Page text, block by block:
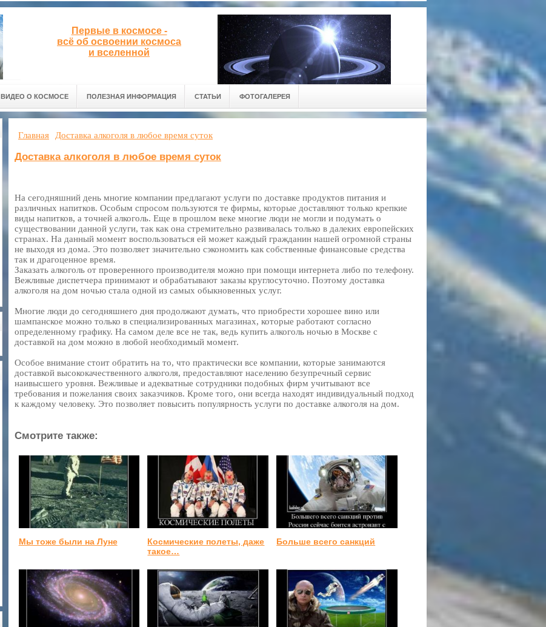
Первые в космосе -
всё об освоении космоса
и вселенной
ВИДЕО О КОСМОСЕ ПОЛЕЗНАЯ ИНФОРМАЦИЯ СТАТЬИ ФОТОГАЛЕРЕЯ
Главная Доставка алкоголя в любое время суток
Доставка алкоголя в любое время суток
На сегодняшний день многие компании предлагают услуги по доставке продуктов питания и
различных напитков. Особым спросом пользуются те фирмы, которые доставляют только крепкие
виды напитков, а точней алкоголь. Еще в прошлом веке многие люди не могли и подумать о
существовании данной услуги, так как она стремительно развивалась только в далеких европейских
странах. На данный момент воспользоваться ей может каждый гражданин нашей огромной страны
не выходя из дома. Это позволяет значительно сэкономить как собственные финансовые средства
так и драгоценное время.
Заказать алкоголь от проверенного производителя можно при помощи интернета либо по телефону.
Вежливые диспетчера принимают и обрабатывают заказы круглосуточно. Поэтому доставка
алкоголя на дом ночью стала одной из самых обыкновенных услуг.
Многие люди до сегодняшнего дня продолжают думать, что приобрести хорошее вино или
шампанское можно только в специализированных магазинах, которые работают согласно
определенному графику. На самом деле все не так, ведь купить алкоголь ночью в Москве с
доставкой на дом можно в любой необходимый момент.
Особое внимание стоит обратить на то, что практически все компании, которые занимаются
доставкой высококачественного алкоголя, предоставляют населению безупречный сервис
наивысшего уровня. Вежливые и адекватные сотрудники подобных фирм учитывают все
требования и пожелания своих заказчиков. Кроме того, они всегда находят индивидуальный подход
к каждому человеку. Это позволяет повысить популярность услуги по доставке алкоголя на дом.
Смотрите также:
Мы тоже были на Луне
Космические полеты, даже
такое…
Больше всего санкций